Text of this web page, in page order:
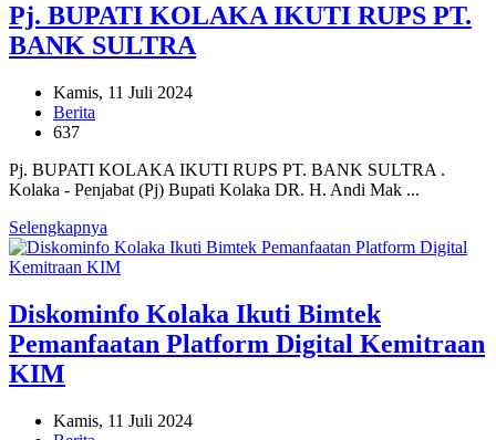
Pj. BUPATI KOLAKA IKUTI RUPS PT.
BANK SULTRA
Kamis, 11 Juli 2024
Berita
637
Pj. BUPATI KOLAKA IKUTI RUPS PT. BANK SULTRA .
Kolaka - Penjabat (Pj) Bupati Kolaka DR. H. Andi Mak ...
Selengkapnya
Diskominfo Kolaka Ikuti Bimtek
Pemanfaatan Platform Digital Kemitraan
KIM
Kamis, 11 Juli 2024